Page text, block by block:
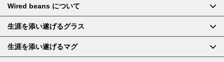
Wired beans について
生涯を添い遂げるグラス
生涯を添い遂げるマグ